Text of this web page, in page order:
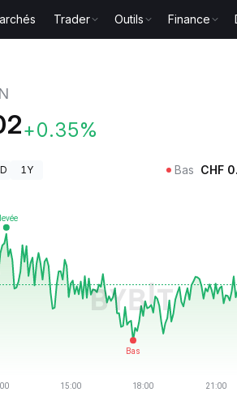
Trader Outils Finance
+0.35%
1Y Bas CHF